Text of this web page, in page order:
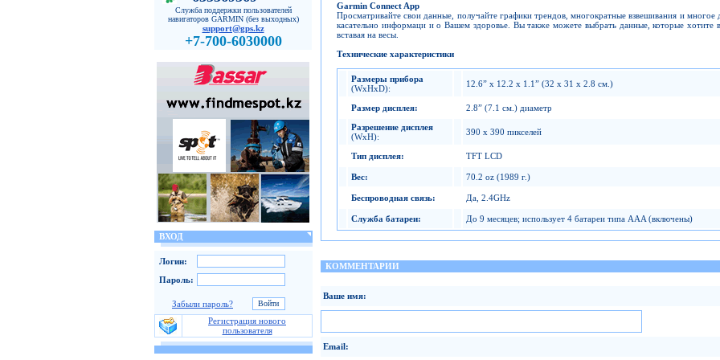
Служба поддержки пользователей
навигаторов GARMIN (без выходных)
support@gps.kz
+7-700-6030000
ВХОД
Логин:
Пароль:
Забыли пароль?
Регистрация нового
пользователя
Garmin Connect App
Просматривайте свои данные, получайте графики трендов, многократные взвешивания и многое
касательно информаци и о Вашем здоровье. Вы также можете выбрать данные, которые хотите
вставая на весы.
Технические характеристики
Размеры прибора
(WxHxD):
12.6” x 12.2 x 1.1” (32 x 31 x 2.8 см.)
Размер дисплея:
2.8” (7.1 см.) диаметр
Разрешение дисплея
(WxH):
390 x 390 пикселей
Тип дисплея: TFT LCD
Вес: 70.2 oz (1989 г.)
Беспроводная связь: Да, 2.4GHz
Служба батареи: До 9 месяцев; использует 4 батареи типа AAA (включены)
КОММЕНТАРИИ
Ваше имя:
Email: